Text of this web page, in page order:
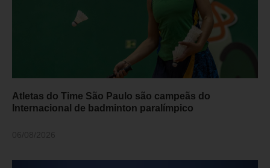
Atletas do Time São Paulo são campeãs do
Internacional de badminton paralímpico